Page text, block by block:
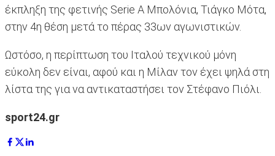
έκπληξη της φετινής Serie A Μπολόνια, Τιάγκο Μότα,
στην 4η θέση μετά το πέρας 33ων αγωνιστικών.
Ωστόσο, η περίπτωση του Ιταλού τεχνικού μόνη
εύκολη δεν είναι, αφού και η Μίλαν τον έχει ψηλά στη
λίστα της για να αντικαταστήσει τον Στέφανο Πιόλι.
sport24.gr